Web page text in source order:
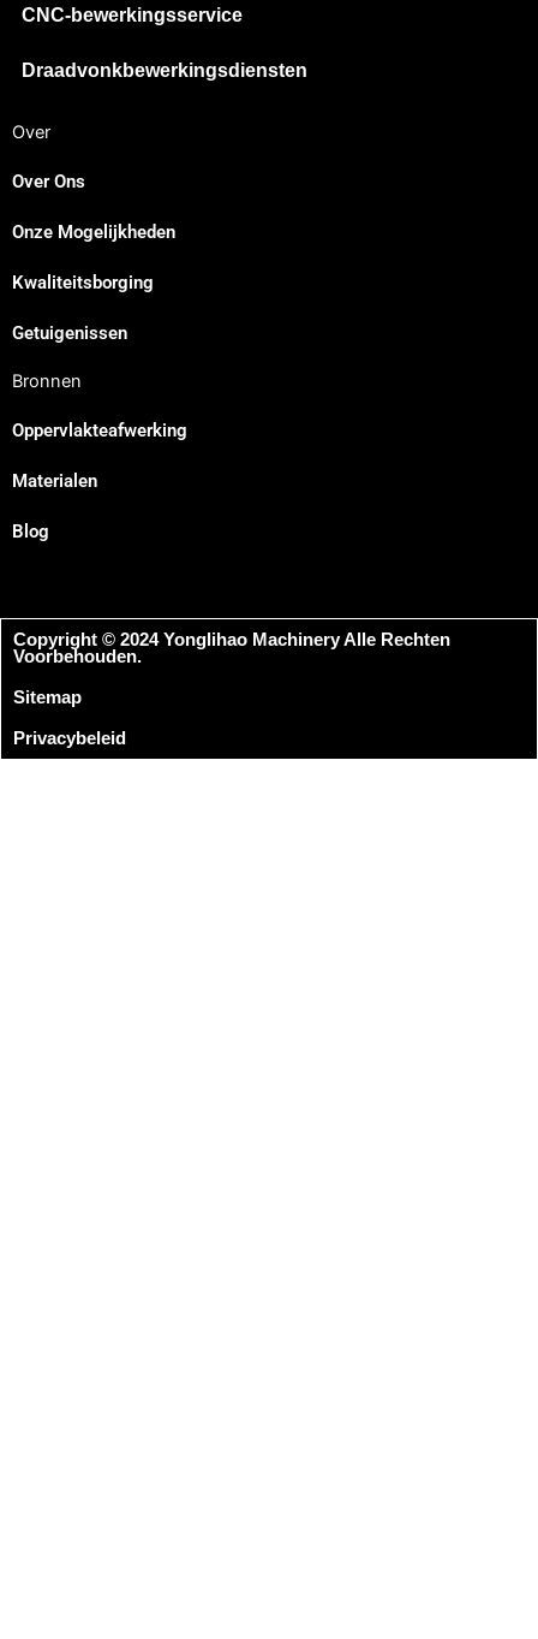
CNC-bewerkingsservice
Draadvonkbewerkingsdiensten
Over
Over Ons
Onze Mogelijkheden
Kwaliteitsborging
Getuigenissen
Bronnen
Oppervlakteafwerking
Materialen
Blog
Copyright © 2024 Yonglihao Machinery Alle Rechten
Voorbehouden.
Sitemap
Privacybeleid